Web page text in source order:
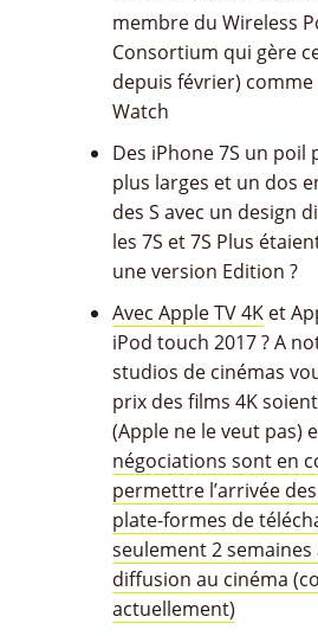
membre du Wireless
Consortium qui gère
depuis février) comme
Watch
Des iPhone 7S un poil
plus larges et un dos
des S avec un design
les 7S et 7S Plus
une version Edition ?
Avec Apple TV 4K et
iPod touch 2017 ? A
studios de cinémas
prix des films 4K
(Apple ne le veut pas)
négociations sont en
permettre l’arrivée
plate-formes de
seulement 2
diffusion au cinéma
actuellement)